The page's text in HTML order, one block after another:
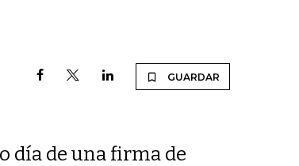
GUARDAR
día de una firma de